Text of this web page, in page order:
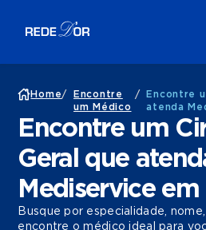
Home/
Encontre
um Médico
/
Encontre
atenda
Encontre um
Geral que
Mediservice em
Busque por especialidade,
encontre o médico ideal para